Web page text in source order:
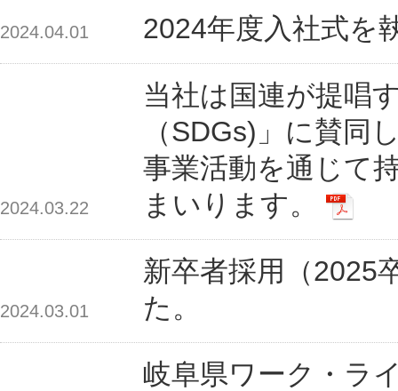
2024.04.01 2024年度入社式を
2024.03.22
当社は国連が提唱
（SDGs)」に賛同
事業活動を通じて
まいります。
2024.03.01
新卒者採用（2025
た。
岐阜県ワーク・ラ